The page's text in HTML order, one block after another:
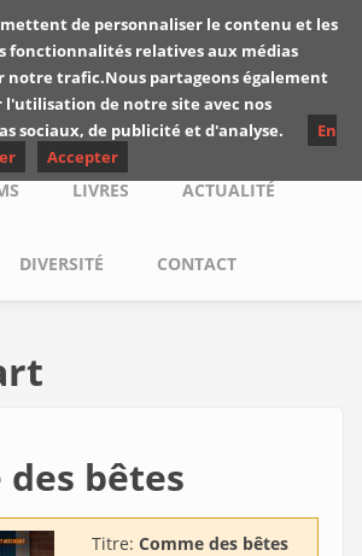
de
Yuyine
LIVRES ACTUALITÉ
DIVERSITÉ CONTACT
des bêtes
Titre: Comme des bêtes
de personnaliser le contenu et les
fonctionnalités relatives aux médias
notre trafic.Nous partageons également
de notre site avec nos
sociaux, de publicité et d'analyse.
En
Accepter